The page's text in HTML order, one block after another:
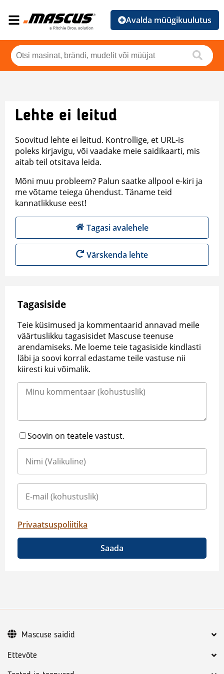
Avalda müügikuulutus
Lehte ei leitud
Soovitud lehte ei leitud. Kontrollige, et URL-is
poleks kirjavigu, või vaadake meie saidikaarti, mis
aitab teil otsitava leida.
Mõni muu probleem? Palun saatke allpool e-kiri ja
me võtame teiega ühendust. Täname teid
kannatlikkuse eest!
Tagasi avalehele
Värskenda lehte
Tagasiside
Teie küsimused ja kommentaarid annavad meile
väärtuslikku tagasisidet Mascuse teenuse
arendamiseks. Me loeme teie tagasiside kindlasti
läbi ja soovi korral edastame teile vastuse nii
kiiresti kui võimalik.
Soovin on teatele vastust.
Privaatsuspoliitika
Saada
Ettevõte
Mascuse saidid